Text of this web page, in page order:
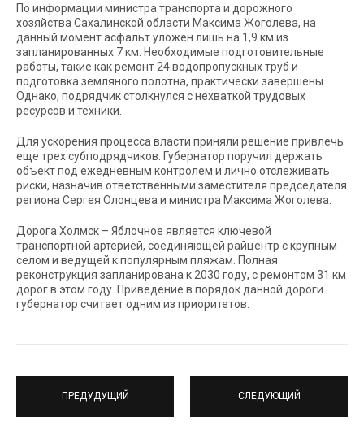
По информации министра транспорта и дорожного
хозяйства Сахалинской области Максима Жоголева, на
данный момент асфальт уложен лишь на 1,9 км из
запланированных 7 км. Необходимые подготовительные
работы, такие как ремонт 24 водопропускных труб и
подготовка земляного полотна, практически завершены.
Однако, подрядчик столкнулся с нехваткой трудовых
ресурсов и техники.
Для ускорения процесса власти приняли решение привлечь
еще трех субподрядчиков. Губернатор поручил держать
объект под ежедневным контролем и лично отслеживать
риски, назначив ответственными заместителя председателя
региона Сергея Олонцева и министра Максима Жоголева.
Дорога Холмск – Яблочное является ключевой
транспортной артерией, соединяющей райцентр с крупным
селом и ведущей к популярным пляжам. Полная
реконструкция запланирована к 2030 году, с ремонтом 31 км
дорог в этом году. Приведение в порядок данной дороги
губернатор считает одним из приоритетов.
ПРЕДУДУЩИЙ СЛЕДУЮЩИЙ